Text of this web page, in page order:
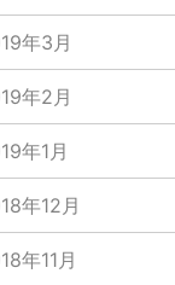
年3月
年2月
年1月
年12月
年11月